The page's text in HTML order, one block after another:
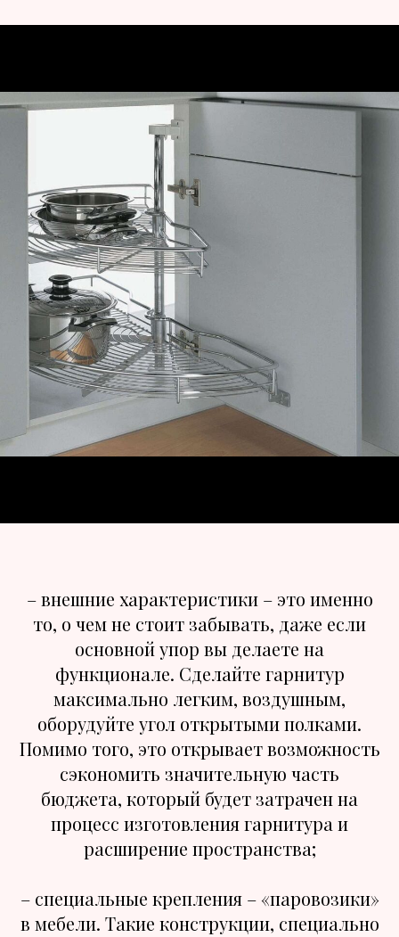
– внешние характеристики – это именно
то, о чем не стоит забывать, даже если
основной упор вы делаете на
функционале. Сделайте гарнитур
максимально легким, воздушным,
оборудуйте угол открытыми полками.
Помимо того, это открывает возможность
сэкономить значительную часть
бюджета, который будет затрачен на
процесс изготовления гарнитура и
расширение пространства;
– специальные крепления – «паровозики»
в мебели. Такие конструкции, специально